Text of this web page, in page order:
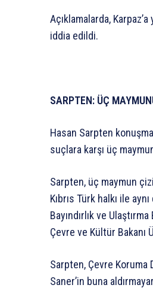
Açıklamalarda,
iddia edildi.
SARPTEN: ÜÇ
Hasan Sarpten
suçlara karşı üç
Sarpten, üç maymun
Kıbrıs Türk halkı ile
Bayındırlık ve
Çevre ve Kültür Bakanı
Sarpten, Çevre Koruma
Saner’in buna